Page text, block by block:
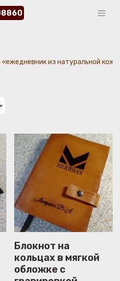
из натуральной
Блокнот на
кольцах в мягкой
обложке с